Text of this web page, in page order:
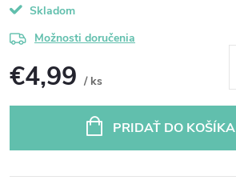
Skladom
Možnosti doručenia
€4,99 / ks
PRIDAŤ DO KOŠÍKA